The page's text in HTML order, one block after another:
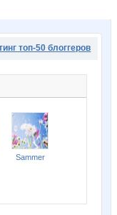
топ-50 блоггеров
Sammer